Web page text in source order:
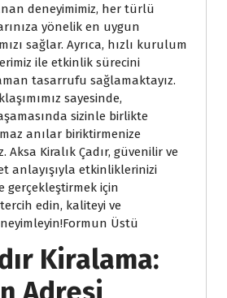
deneyimimiz, her türlü
yönelik en uygun
sağlar. Ayrıca, hızlı kurulum
ile etkinlik sürecini
tasarrufu sağlamaktayız.
sayesinde,
sizinle birlikte
anılar biriktirmenize
Aksa Kiralık Çadır, güvenilir ve
anlayışıyla etkinliklerinizi
gerçekleştirmek için
tercih edin, kaliteyi ve
Üstü
Kiralama: